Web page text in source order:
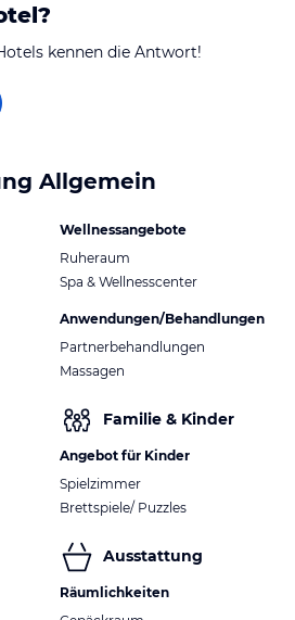
kennen die Antwort!
Allgemein
Wellnessangebote
Ruheraum
Spa & Wellnesscenter
Anwendungen/Behandlungen
Partnerbehandlungen
Massagen
Familie & Kinder
Angebot für Kinder
Spielzimmer
Brettspiele/ Puzzles
Ausstattung
Räumlichkeiten